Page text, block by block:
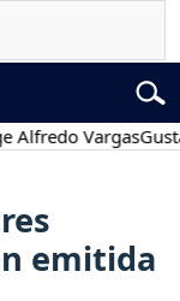
VargasGustavo
emitida